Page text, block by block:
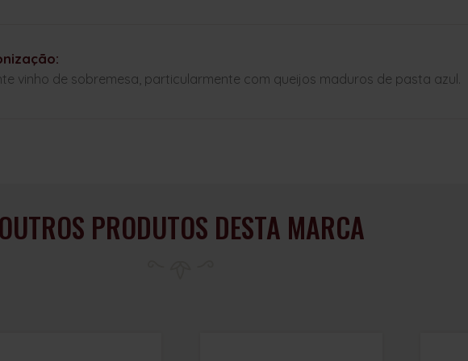
vinho de sobremesa, particularmente com queijos maduros de pasta azul.
OUTROS PRODUTOS DESTA MARCA